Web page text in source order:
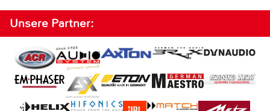
Unsere Partner: